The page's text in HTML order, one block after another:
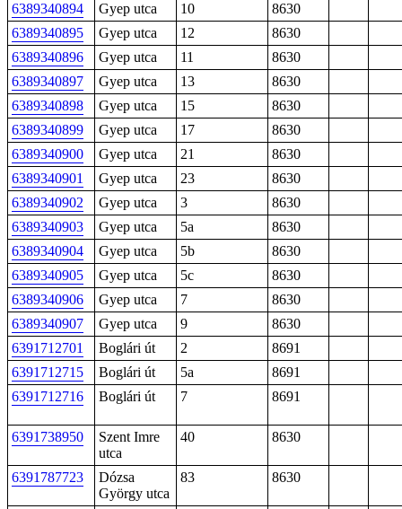
6389340894
Gyep utca 10
8630
6389340895
Gyep utca 12
8630
6389340896
Gyep utca 11
8630
6389340897
Gyep utca 13
8630
6389340898
Gyep utca 15
8630
6389340899
Gyep utca 17
8630
6389340900
Gyep utca 21
8630
6389340901
Gyep utca 23
8630
6389340902
Gyep utca 3
8630
6389340903
Gyep utca 5a
8630
6389340904
Gyep utca 5b
8630
6389340905
Gyep utca 5c
8630
6389340906
Gyep utca 7
8630
6389340907
Gyep utca 9
8630
6391712701
Boglári út 2
8691
6391712715
Boglári út 5a
8691
6391712716
Boglári út 7 8691
6391738950
Szent Imre
utca
40 8630
6391787723
Dózsa
György utca
83 8630